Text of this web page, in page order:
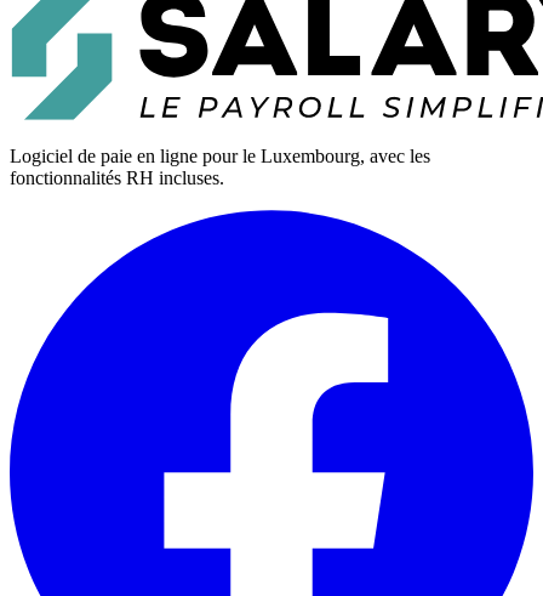
Logiciel de paie en ligne pour le Luxembourg, avec les
fonctionnalités RH incluses.